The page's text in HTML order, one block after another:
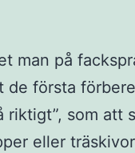
man på
de första
riktigt”, som att
eller